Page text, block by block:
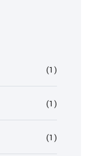
(1)
(1)
(1)